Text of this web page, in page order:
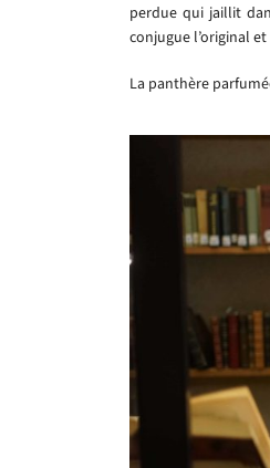
perdue qui jaillit
conjugue l’original
La panthère